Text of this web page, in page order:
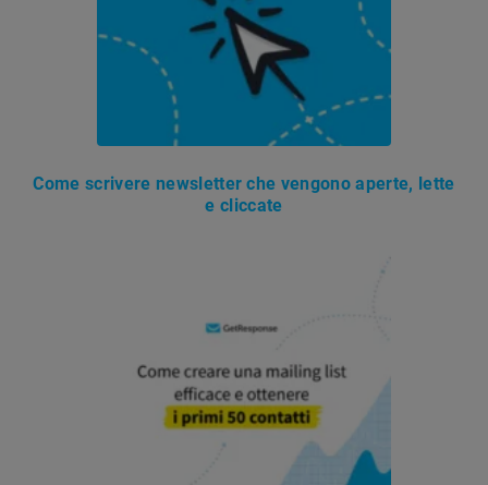
Come scrivere newsletter che vengono aperte, lette
e cliccate